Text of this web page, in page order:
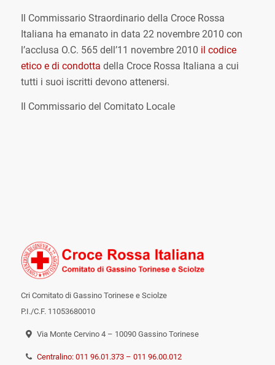
Il Commissario Straordinario della Croce Rossa
Italiana ha emanato in data 22 novembre 2010 con
l’acclusa O.C. 565 dell’11 novembre 2010 il codice
etico e di condotta della Croce Rossa Italiana a cui
tutti i suoi iscritti devono attenersi.
Il Commissario del Comitato Locale
Cri Comitato di Gassino Torinese e Sciolze
P.I./C.F. 11053680010
Via Monte Cervino 4 – 10090 Gassino Torinese
Centralino: 011 96.01.373 – 011 96.00.012